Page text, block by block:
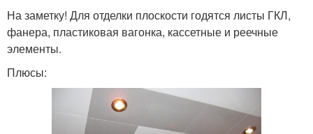
На заметку! Для отделки плоскости годятся листы ГКЛ,
фанера, пластиковая вагонка, кассетные и реечные
элементы.
Плюсы: